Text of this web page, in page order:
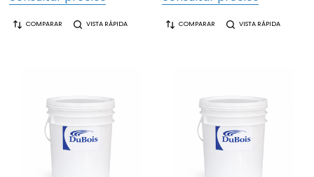
COMPARAR VISTA RÁPIDA COMPARAR VISTA RÁPIDA